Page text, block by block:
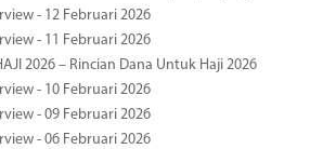
- 12 Februari 2026
- 11 Februari 2026
2026 – Rincian Dana Untuk Haji 2026
- 10 Februari 2026
- 09 Februari 2026
- 06 Februari 2026